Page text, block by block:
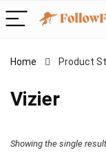
Home Product
‎Vizier
Showing the single result